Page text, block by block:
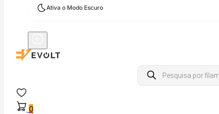
Ativa o Modo Escuro
Products
search
0